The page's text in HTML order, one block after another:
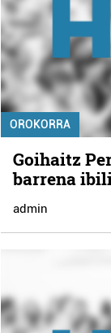
OROKORRA
Goihaitz
barrena
admin